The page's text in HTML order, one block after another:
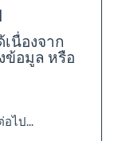
นื่องจาก
ข้อมูล หรือ
ไป...